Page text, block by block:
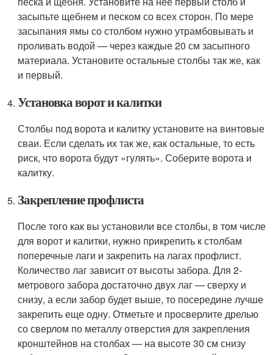
засыпьте щебнем и песком со всех сторон. По мере
засыпания ямы со столбом нужно утрамбовывать и
проливать водой — через каждые 20 см засыпного
материала. Установите остальные столбы так же, как
и первый.
Установка ворот и калитки
Столбы под ворота и калитку установите на винтовые
сваи. Если сделать их так же, как остальные, то есть
риск, что ворота будут «гулять». Соберите ворота и
калитку.
Закрепление профлиста
После того как вы установили все столбы, в том числе
для ворот и калитки, нужно прикрепить к столбам
поперечные лаги и закрепить на лагах профлист.
Количество лаг зависит от высоты забора. Для 2-
метрового забора достаточно двух лаг — сверху и
снизу, а если забор будет выше, то посередине лучше
закрепить еще одну. Отметьте и просверлите дрелью
со сверлом по металлу отверстия для закрепления
кронштейнов на столбах — на высоте 30 см снизу